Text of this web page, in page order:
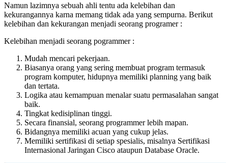
Namun lazimnya sebuah ahli tentu ada kelebihan dan
kekurangannya karna memang tidak ada yang sempurna. Berikut
kelebihan dan kekurangan menjadi seorang programer :
Kelebihan menjadi seorang pogrammer :
Mudah mencari pekerjaan.
Biasanya orang yang sering membuat program termasuk
program komputer, hidupnya memiliki planning yang baik
dan tertata.
Logika atau kemampuan menalar suatu permasalahan sangat
baik.
Tingkat kedisiplinan tinggi.
Secara finansial, seorang programmer lebih mapan.
Bidangnya memiliki acuan yang cukup jelas.
Memiliki sertifikasi di setiap spesialis, misalnya Sertifikasi
Internasional Jaringan Cisco ataupun Database Oracle.